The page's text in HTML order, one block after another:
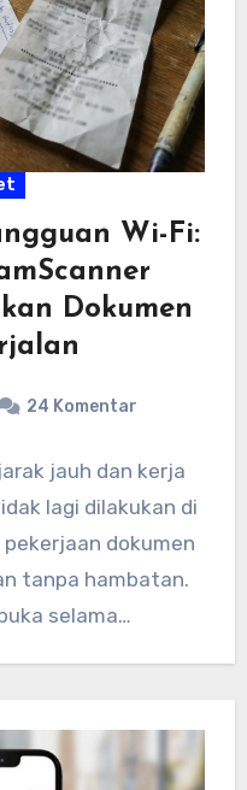
Wi-Fi:
Dokumen
24 Komentar
jauh dan kerja
lagi dilakukan di
dokumen
tanpa hambatan.
selama…